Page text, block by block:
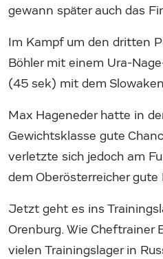
gewann später auch das
Im Kampf um den dritten
Böhler mit einem Ura-
(45 sek) mit dem
Max Hageneder hatte in
Gewichtsklasse gute
verletzte sich jedoch am
dem Oberösterreicher gute
Jetzt geht es ins
Orenburg. Wie Cheftrainer
vielen Trainingslager in